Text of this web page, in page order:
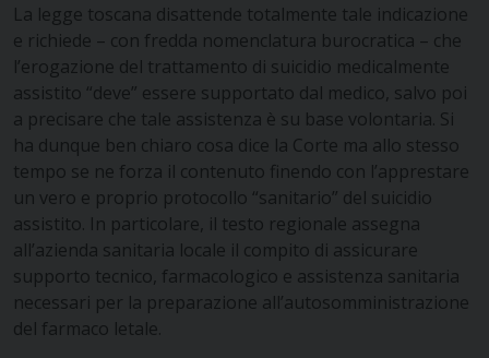
La legge toscana disattende totalmente tale indicazione
e richiede – con fredda nomenclatura burocratica – che
l’erogazione del trattamento di suicidio medicalmente
assistito “deve” essere supportato dal medico, salvo poi
a precisare che tale assistenza è su base volontaria. Si
ha dunque ben chiaro cosa dice la Corte ma allo stesso
tempo se ne forza il contenuto finendo con l’apprestare
un vero e proprio protocollo “sanitario” del suicidio
assistito. In particolare, il testo regionale assegna
all’azienda sanitaria locale il compito di assicurare
supporto tecnico, farmacologico e assistenza sanitaria
necessari per la preparazione all’autosomministrazione
del farmaco letale.